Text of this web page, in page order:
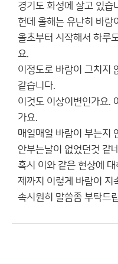
경기도 화성에 살고 있습
헌데 올해는 유난히 바람
올초부터 시작해서 하루
요.
이정도로 바람이 그치지
같습니다.
이것도 이상이변인가요.
가요.
매일매일 바람이 부는지
안부는날이 없었던것 같
혹시 이와 같은 현상에
제까지 이렇게 바람이 지
속시원히 말씀좀 부탁드